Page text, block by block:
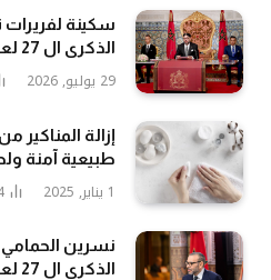
سكينة لفريرات
الذكرى ال 27 لعيد العرش
29 يوليو, 2026
إزالة
طبيعية آمنة
1 يناير, 2025
نسرين الحمامي
الذكرى ال 27 لعيد العرش